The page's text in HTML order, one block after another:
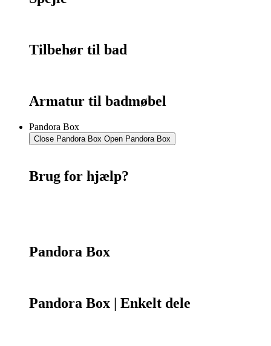
Tilbehør til bad
Armatur til badmøbel
Pandora Box
Close Pandora Box Open Pandora Box
Brug for hjælp?
Pandora Box
Pandora Box | Enkelt dele